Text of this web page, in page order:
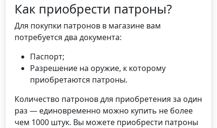
Как приобрести патроны?
Для покупки патронов в магазине вам
потребуется два документа:
Паспорт;
Разрешение на оружие, к которому
приобретаются патроны.
Количество патронов для приобретения за один
раз — единовременно можно купить не более
чем 1000 штук. Вы можете приобрести патроны